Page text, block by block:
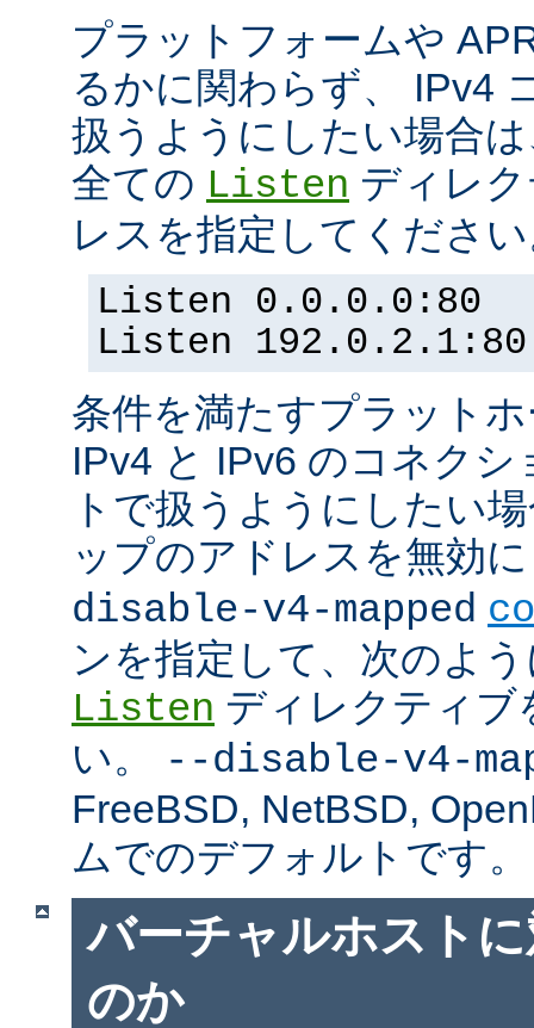
プラットフォームや
るかに関わらず、 IPv4
扱うようにしたい場合
全ての Listen ディレ
レスを指定してくださ
Listen 0.0.0.0:80
Listen 192.0.2.1:80
条件を満たすプラット
IPv4 と IPv6 のコネク
トで扱うようにしたい
ップのアドレスを無効
disable-v4-mapped
ンを指定して、次のよ
Listen ディレクティブ
い。
--disable-v4-
FreeBSD, NetBSD,
ムでのデフォルトです。
バーチャルホスト
のか